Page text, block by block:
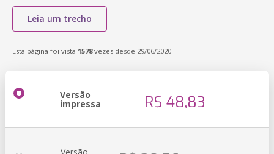
Leia um trecho
Esta página foi vista 1578vezes desde 29/06/2020
Versão
impressa R$ 48,83